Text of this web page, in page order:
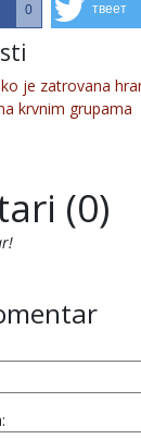
0 твеет
je zatrovana
krvnim grupama
(0)